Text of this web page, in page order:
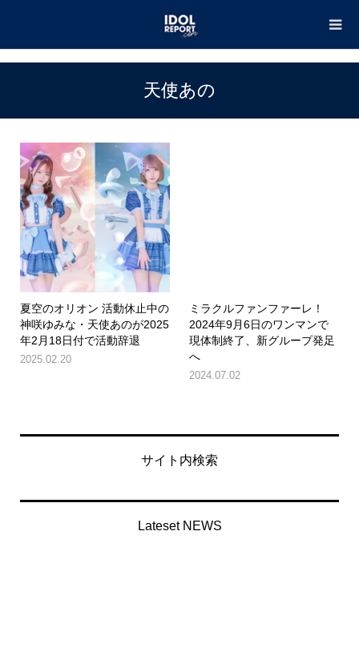
天使あの
夏空のオリオン 活動休止中の
神咲ゆみな・天使あのが2025
年2月18日付で活動辞退
2025.02.20
ミラクルファンファーレ！
2024年9月6日のワンマンで
現体制終了、新グループ発足
へ
2024.07.02
サイト内検索
Lateset NEWS